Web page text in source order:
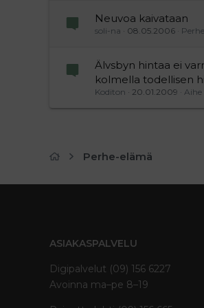
Neuvoa kaivataan
soli-na 08.05.2006
Älvsbyn hintaa ei
kolmella todellisen
Koditon 20.01.2009 Aihe
Perhe-elämä
ASIAKASPALVELU
Digipalvelut (09) 156 6227
Avoinna ma–pe 8–19